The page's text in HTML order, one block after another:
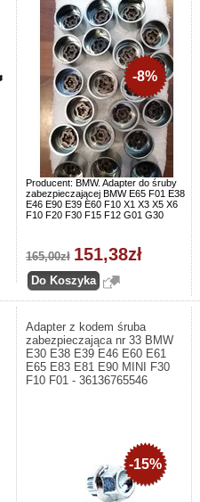
Producent: BMW. Adapter do śruby
zabezpieczającej BMW E65 F01 E38
E46 E90 E39 E60 F10 X1 X3 X5 X6
F10 F20 F30 F15 F12 G01 G30
-8%
165,00zł 151,38zł
Adapter z kodem śruba
zabezpieczająca nr 33 BMW
E30 E38 E39 E46 E60 E61
E65 E83 E81 E90 MINI F30
F10 F01 - 36136765546
-15%